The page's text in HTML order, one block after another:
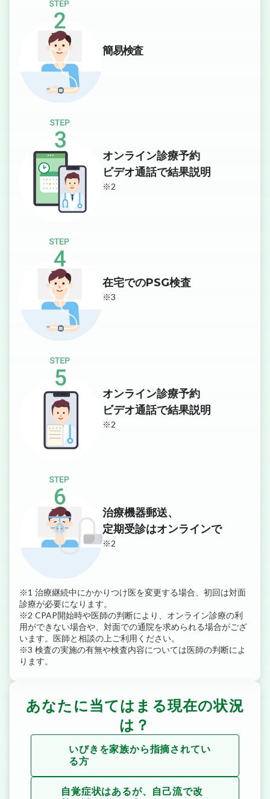
簡易検査
オンライン診療予約
ビデオ通話で結果説明
※2
在宅でのPSG検査
※3
オンライン診療予約
ビデオ通話で結果説明
※2
治療機器郵送、
定期受診はオンラインで
※2
※1 治療継続中にかかりつけ医を変更する場合、初回は対面
診療が必要になります。
※2 CPAP開始時や医師の判断により、オンライン診療の利
用ができない場合や、対面での通院を求められる場合がござ
います。医師と相談の上ご利用ください。
※3 検査の実施の有無や検査内容については医師の判断によ
ります。
あなたに当てはまる現在の状況
は？
いびきを家族から指摘されてい
る方
自覚症状はあるが、自己流で改